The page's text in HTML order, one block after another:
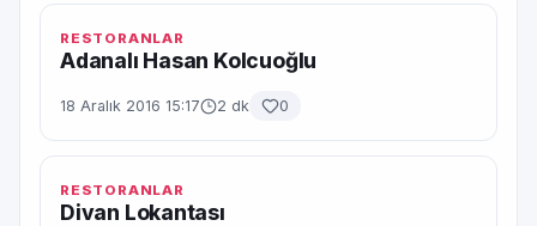
RESTORANLAR
Adanalı Hasan Kolcuoğlu
18 Aralık 2016 15:17 2 dk 0
RESTORANLAR
Divan Lokantası